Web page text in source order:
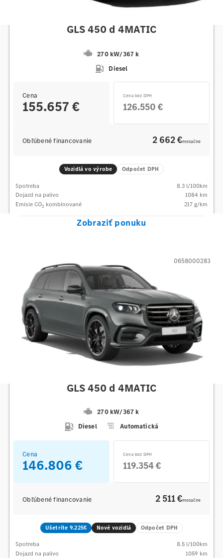
GLS 450 d 4MATIC
270 kW/367 k
Diesel
Cena
155.657 €
Cena bez DPH
126.550 €
Obľúbené financovanie 2 662 €mesačne
Vozidlá vo výrobe Odpočet DPH
Spotreba 8.3 l/100km
Dojazd na palivo
1084 km
Emisie CO2 kombinované 217 g/km
Zobraziť ponuku
GLS 450 d 4MATIC
270 kW/367 k
Diesel
Automatická
0658000283
Cena
146.806 €
Cena bez DPH
119.354 €
Obľúbené financovanie 2 511 €mesačne
Ušetríte 9.225€ Nové vozidlá Odpočet DPH
Spotreba 8.5 l/100km
Dojazd na palivo
1059 km